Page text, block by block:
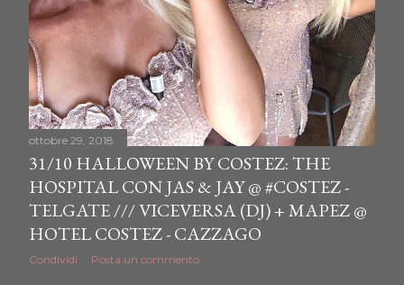
ottobre 29, 2018
31/10 HALLOWEEN BY COSTEZ: THE
HOSPITAL CON JAS & JAY @ #COSTEZ -
TELGATE /// VICEVERSA (DJ) + MAPEZ @
HOTEL COSTEZ - CAZZAGO
Condividi Posta un commento